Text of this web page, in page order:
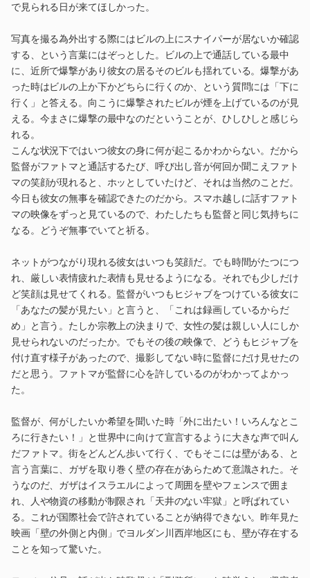
で見られる日が来てほしかった。
写真を撮る為外出する際にはビルの上にスナイパーが居ないか確認
する、という言葉にはぞっとした。ビルの上で通話している最中
に、近所で爆撃があり彼女の居るそのビルも揺れている。爆撃があ
った時はビルの上か下かどちらに行くのか、という質問には「下に
行く」と答える。向こうに爆撃されたビルが煙を上げているのが見
える。今まさに爆撃の最中なのだということが、ひしひしと感じら
れる。
こんな状況下ではいつ彼女の身に何が起こるかわからない。だから
監督がファトマと通話するたび、呼び出し音が何回か聞こえファト
マの笑顔が現れると、ホッとしていたけど、それは当然のことだ。
今日も彼女の無事を確認できたのだから。スマホ越しに話すファト
マの映像をずっと見ているので、わたしたちも監督と同じ気持ちに
なる。どうぞ無事でいてと祈る。
ネットがつながり現れる彼女はいつも笑顔だ。でも時間がたつにつ
れ、厳しい表情疲れた表情も見せるようになる。それでも少しだけ
ど笑顔は見せてくれる。監督がいつもヒジャブをつけている彼女に
「あなたの髪が見たい」と言うと、「これは録画しているからだ
め」と言う。たしか宗教上の決まりで、女性の髪は親しい人にしか
見せられないのだったか。でもその後の映像で、どうもヒジャブを
付け直す様子があったので、撮影してない時に監督にだけ見せたの
だと思う。ファトマが監督に心を許しているのがわかってよかっ
た。
監督が、何がしたいか希望を聞いた時「外に出たい！いろんなとこ
ろに行きたい！」と世界中に向けて宣言するように大きな声で叫ん
だファトマ。街をどんどん歩いて行く、でもそこには壁がある、と
言う言葉に、ガザを取り巻く壁の存在があらためて意識された。そ
うなのだ、ガザはイスラエルによって周囲を壁やフェンスで囲ま
れ、人や物資の移動が制限され「天井のない牢獄」と呼ばれてい
る。これが国際社会で許されていることが納得できない。昨年見た
映画「壁の外側と内側」でヨルダン川西岸地区にも、壁が存在する
ことを知って驚いた。